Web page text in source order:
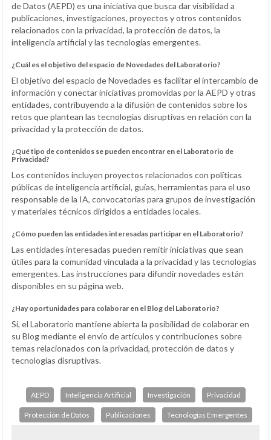
de Datos (AEPD) es una iniciativa que busca dar visibilidad a
publicaciones, investigaciones, proyectos y otros contenidos
relacionados con la privacidad, la protección de datos, la
inteligencia artificial y las tecnologías emergentes.
¿Cuál es el objetivo del espacio de Novedades del Laboratorio?
El objetivo del espacio de Novedades es facilitar el intercambio de
información y conectar iniciativas promovidas por la AEPD y otras
entidades, contribuyendo a la difusión de contenidos sobre los
retos que plantean las tecnologías disruptivas en relación con la
privacidad y la protección de datos.
¿Qué tipo de contenidos se pueden encontrar en el Laboratorio de
Privacidad?
Los contenidos incluyen proyectos relacionados con políticas
públicas de inteligencia artificial, guías, herramientas para el uso
responsable de la IA, convocatorias para grupos de investigación
y materiales técnicos dirigidos a entidades locales.
¿Cómo pueden las entidades interesadas participar en el Laboratorio?
Las entidades interesadas pueden remitir iniciativas que sean
útiles para la comunidad vinculada a la privacidad y las tecnologías
emergentes. Las instrucciones para difundir novedades están
disponibles en su página web.
¿Hay oportunidades para colaborar en el Blog del Laboratorio?
Sí, el Laboratorio mantiene abierta la posibilidad de colaborar en
su Blog mediante el envío de artículos y contribuciones sobre
temas relacionados con la privacidad, protección de datos y
tecnologías disruptivas.
AEPD Inteligencia Artificial Investigación Privacidad
Protección de Datos Publicaciones Tecnologías Emergentes